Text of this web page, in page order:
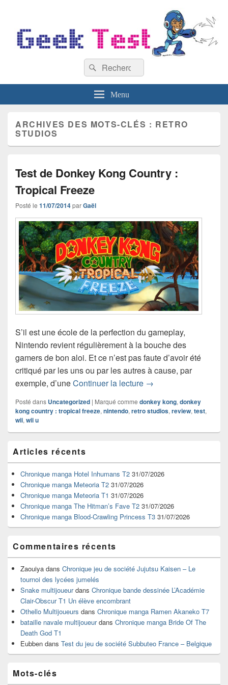
Recherche :
Rechercher
Menu
ARCHIVES DES MOTS-CLÉS : RETRO
STUDIOS
Test de Donkey Kong Country :
Tropical Freeze
Posté le 11/07/2014parGaël
S’il est une école de la perfection du gameplay,
Nintendo revient régulièrement à la bouche des
gamers de bon aloi. Et ce n’est pas faute d’avoir été
critiqué par les uns ou par les autres à cause, par
exemple, d’uneContinuer la lecture Test de Donkey Kong
→
Posté dans Uncategorized | Marqué comme donkey kong, donkey
kong country : tropical freeze, nintendo, retro studios, review, test,
wii, wii u
principale
de
widget
pour
barre
latérale
Articles récents
Chronique manga Hotel Inhumans T2 31/07/2026
Chronique manga Meteoria T2 31/07/2026
Chronique manga Meteoria T1 31/07/2026
Chronique manga The Hitman’s Fave T2 31/07/2026
Chronique manga Blood-Crawling Princess T3 31/07/2026
Commentaires récents
Zaouiya dans Chronique jeu de société Jujutsu Kaisen – Le
tournoi des lycées jumelés
Snake multijoueurdans Chronique bande dessinée L’Académie
Clair-Obscur T1 Un élève encombrant
Othello Multijoueurs dans Chronique manga Ramen Akaneko T7
bataille navale multijoueurdans Chronique manga Bride Of The
Death God T1
Eubben dans Test du jeu de société Subbuteo France – Belgique
Mots-clés